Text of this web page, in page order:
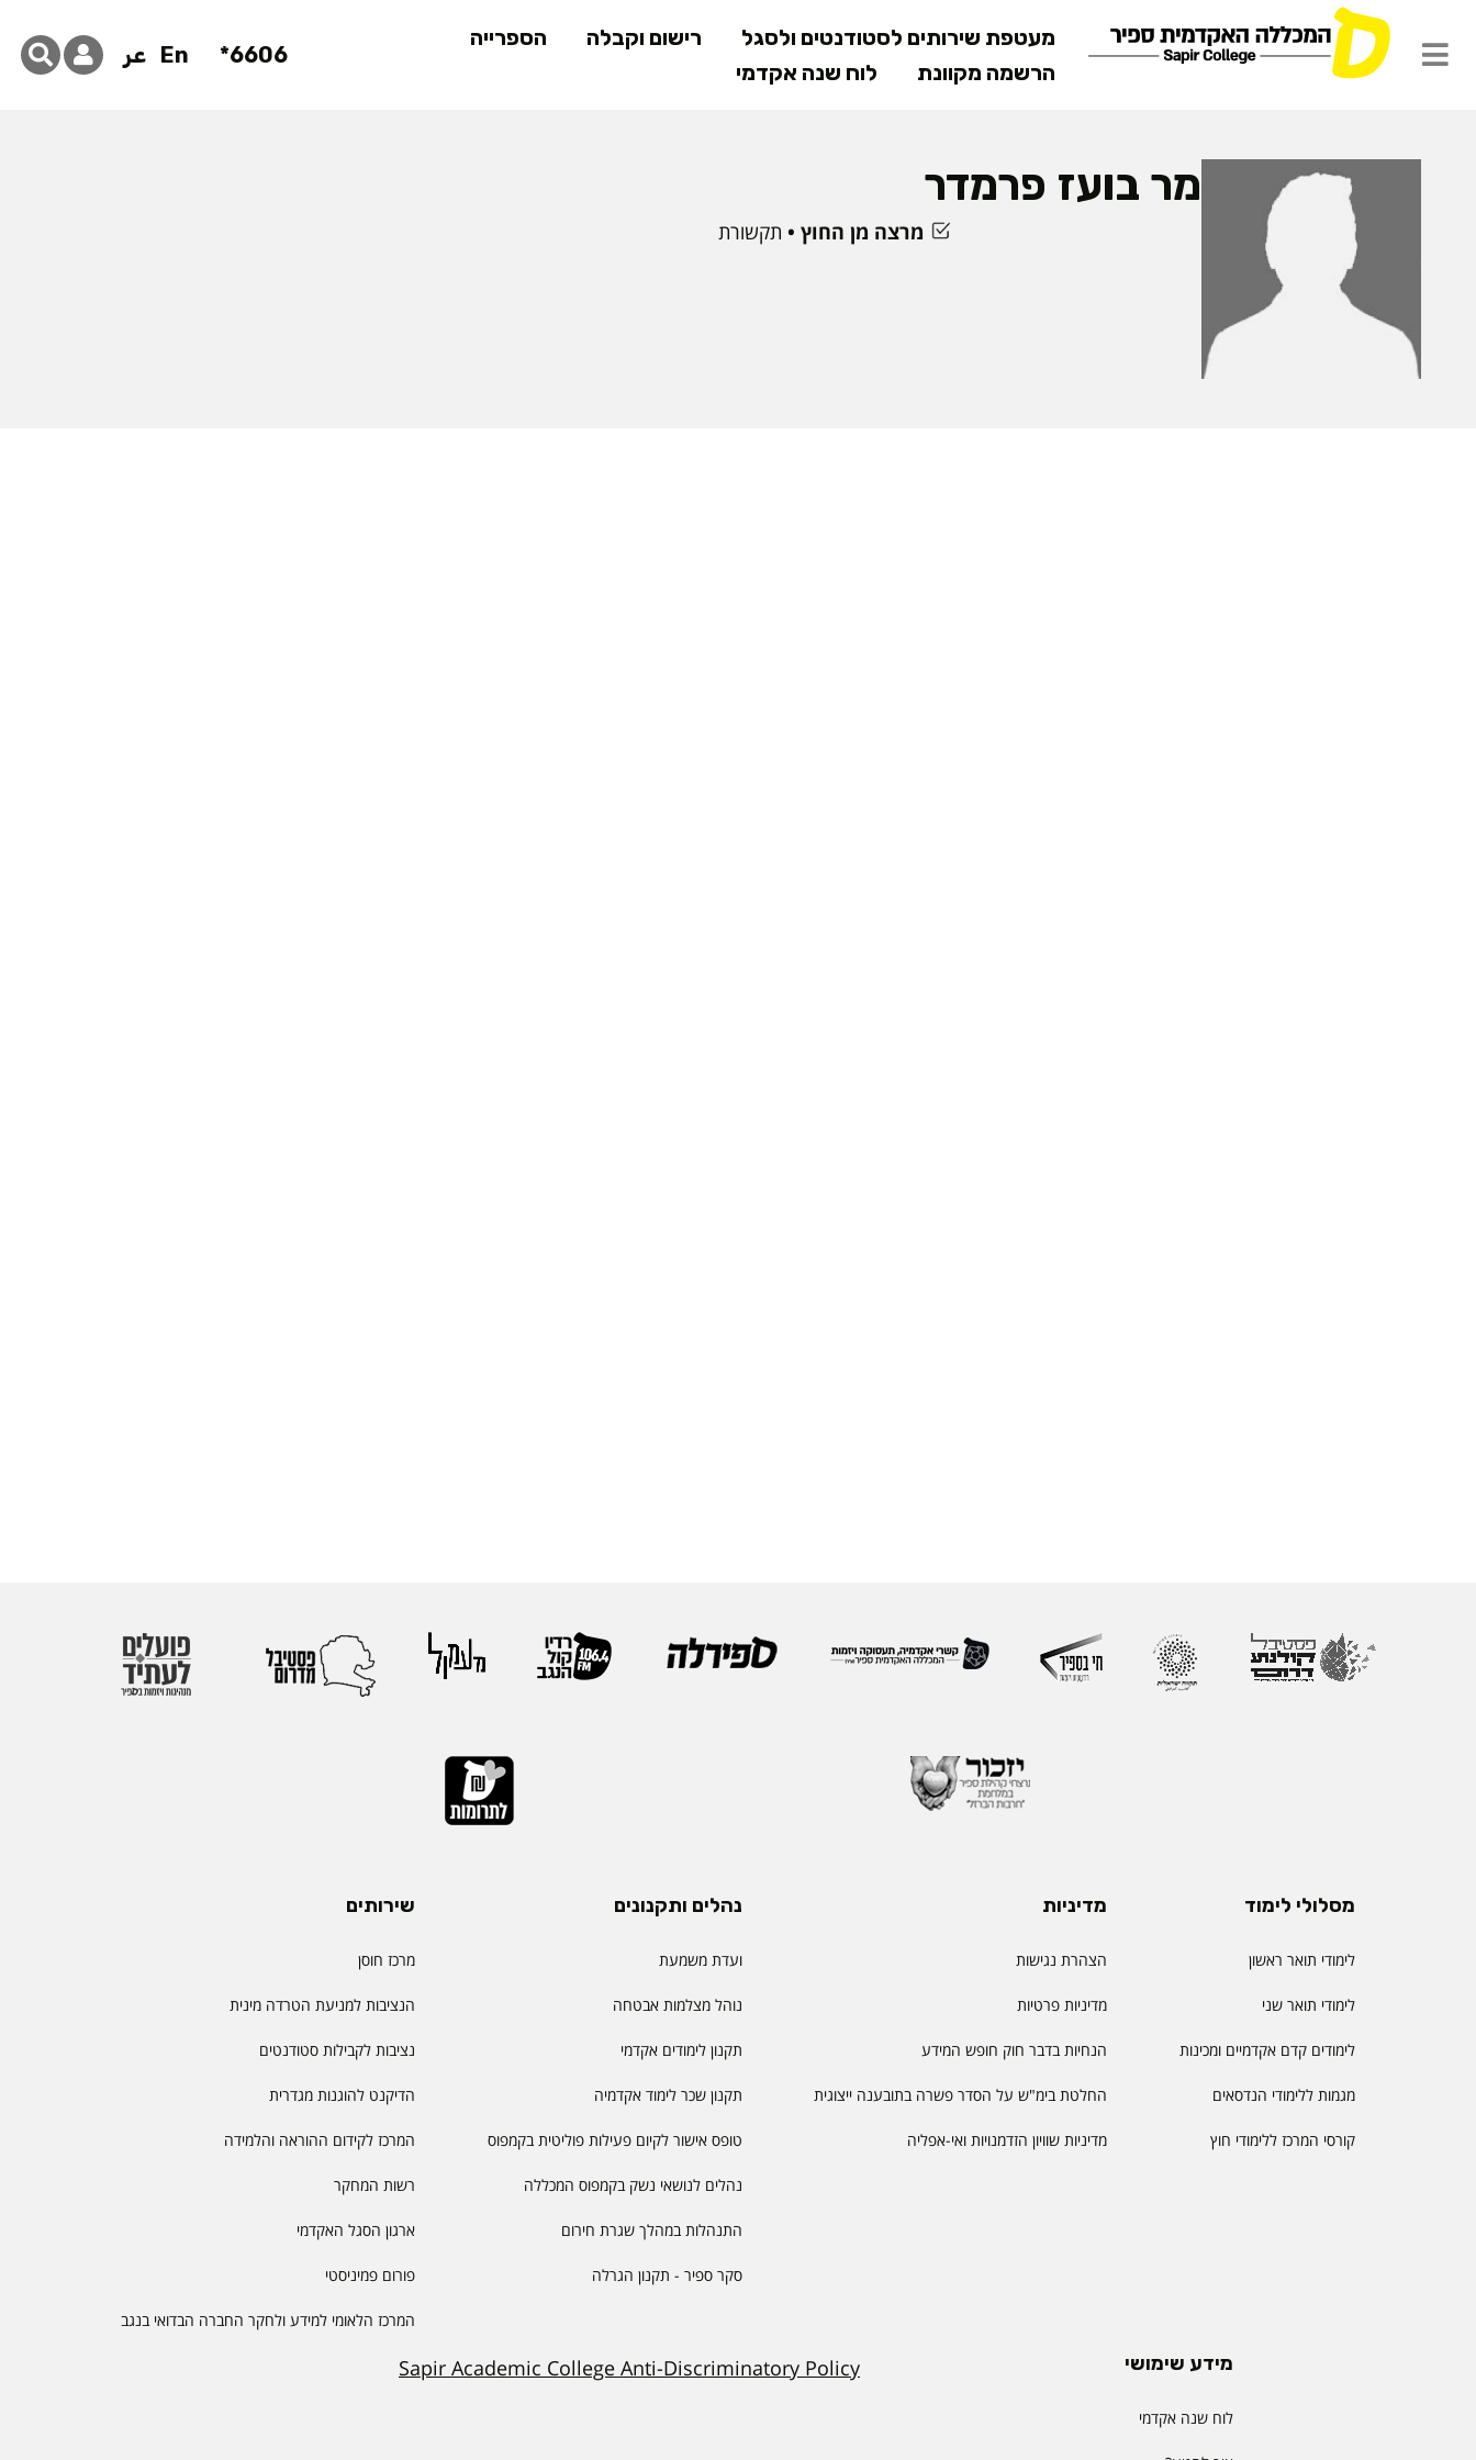
לתוכן
המרכזי
מעטפת שירותים לסטודנטים ולסגל רישום וקבלה
הספרייה
הרשמה מקוונת
לוח שנה אקדמי
6606*
En عر
מר בועז פרמדר
מרצה מן החוץ תקשורת
מסלולי לימוד
לימודי תואר ראשון
לימודי תואר שני
לימודים קדם אקדמיים ומכינות
מגמות ללימודי הנדסאים
קורסי המרכז ללימודי חוץ
מדיניות
הצהרת נגישות
מדיניות פרטיות
הנחיות בדבר חוק חופש המידע
החלטת בימ"ש על הסדר פשרה בתובענה ייצוגית
מדיניות שוויון הזדמנויות ואי-אפליה
נהלים ותקנונים
ועדת משמעת
נוהל מצלמות אבטחה
תקנון לימודים אקדמי
תקנון שכר לימוד אקדמיה
טופס אישור לקיום פעילות פוליטית בקמפוס
נהלים לנושאי נשק בקמפוס המכללה
התנהלות במהלך שגרת חירום
סקר ספיר - תקנון הגרלה
שירותים
מרכז חוסן
הנציבות למניעת הטרדה מינית
נציבות לקבילות סטודנטים
הדיקנט להוגנות מגדרית
המרכז לקידום ההוראה והלמידה
רשות המחקר
ארגון הסגל האקדמי
פורום פמיניסטי
המרכז הלאומי למידע ולחקר החברה הבדואי בנגב
מידע שימושי
לוח שנה אקדמי
Sapir Academic College Anti-Discriminatory Policy